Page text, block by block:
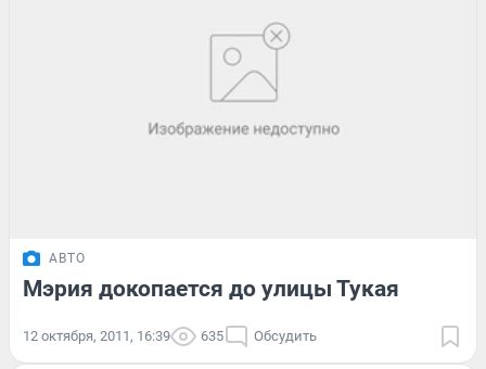
АВТО
Мэрия докопается до улицы Тукая
12 октября, 2011, 16:39 635 Обсудить